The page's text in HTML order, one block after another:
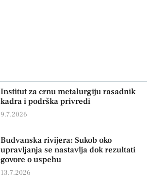
Institut za crnu metalurgiju rasadnik
kadra i podrška privredi
9.7.2026
Budvanska rivijera: Sukob oko
upravljanja se nastavlja dok rezultati
govore o uspehu
13.7.2026